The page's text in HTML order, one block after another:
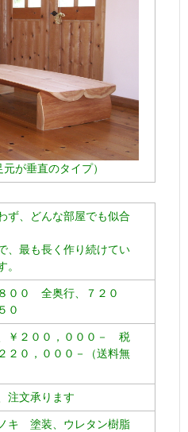
が垂直のタイプ）
ず、どんな部屋でも似合
、最も長く作り続けてい
。
００ 全奥行、７２０
０
￥２００，０００－ 税
２０，０００－（送料無
注文承ります
キ 塗装、ウレタン樹脂